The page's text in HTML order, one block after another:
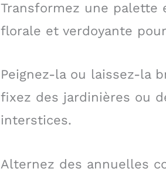
Transformez une palette
florale et verdoyante
Peignez-la ou laissez-la
fixez des jardinières ou
interstices.
Alternez des annuelles